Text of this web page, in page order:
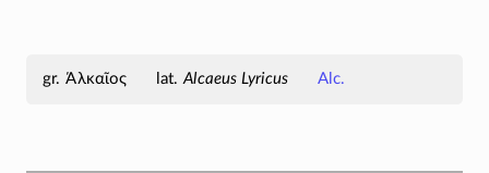
Άλκαῖος Alcaeus Lyricus Alc.